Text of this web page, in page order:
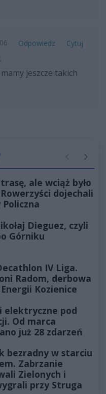
Odpowiedz
Cytuj
jeszcze takich
Poprzednie
ale wciąż było
dojechali
Dieguez, czyli
Górniku
IV Liga.
Radom, derbowa
Kozienice
elektryczne pod
Od marca
już 28 zdarzeń
bezradny w starciu
Zabrzanie
Zielonych i
przy Struga